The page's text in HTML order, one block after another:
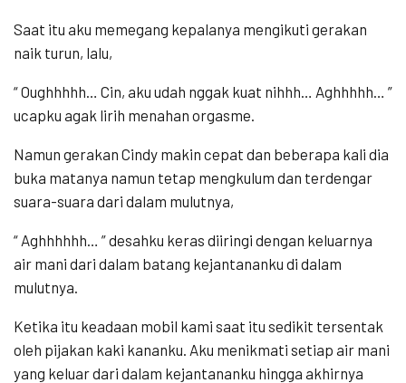
Saat itu aku memegang kepalanya mengikuti gerakan
naik turun, lalu,
“ Oughhhhh… Cin, aku udah nggak kuat nihhh… Aghhhhh… ”
ucapku agak lirih menahan orgasme.
Namun gerakan Cindy makin cepat dan beberapa kali dia
buka matanya namun tetap mengkulum dan terdengar
suara-suara dari dalam mulutnya,
“ Aghhhhhh… ” desahku keras diiringi dengan keluarnya
air mani dari dalam batang kejantananku di dalam
mulutnya.
Ketika itu keadaan mobil kami saat itu sedikit tersentak
oleh pijakan kaki kananku. Aku menikmati setiap air mani
yang keluar dari dalam kejantananku hingga akhirnya